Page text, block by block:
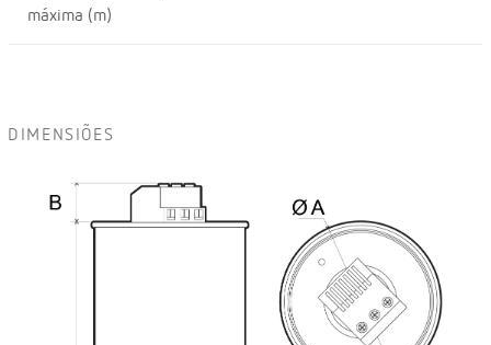
máxima (m)
DIMENSIÕES